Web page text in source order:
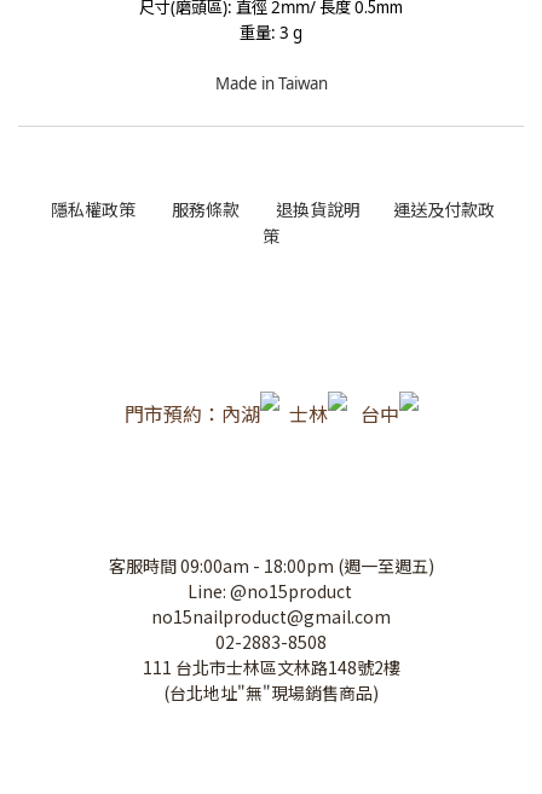
尺寸(磨頭區): 直徑2mm/長度0.5mm
重量: 3 g
Made in Taiwan
隱私權政策 服務條款 退換貨說明
運送及付款政
策
門市預約：內湖 士林 台中
客服時間 09:00am - 18:00pm (週一至週五)
Line: @no15product
no15nailproduct@gmail.com
02-2883-8508
111 台北市士林區文林路148號2樓
(台北地址"無"現場銷售商品)